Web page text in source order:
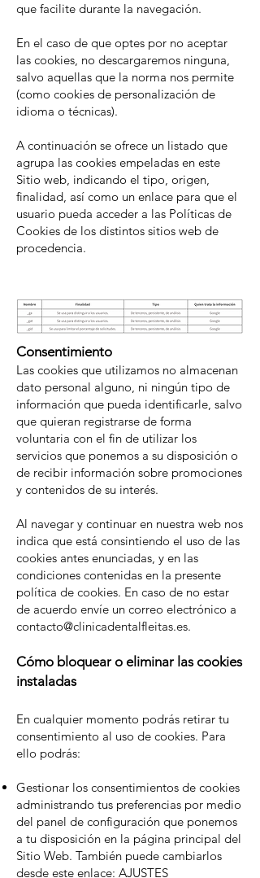
que facilite durante la navegación.
En el caso de que optes por no aceptar
las cookies, no descargaremos ninguna,
salvo aquellas que la norma nos permite
(como cookies de personalización de
idioma o técnicas).
A continuación se ofrece un listado que
agrupa las cookies empeladas en este
Sitio web, indicando el tipo, origen,
finalidad, así como un enlace para que el
usuario pueda acceder a las Políticas de
Cookies de los distintos sitios web de
procedencia.
Consentimiento
Las cookies que utilizamos no almacenan
dato personal alguno, ni ningún tipo de
información que pueda identificarle, salvo
que quieran registrarse de forma
voluntaria con el fin de utilizar los
servicios que ponemos a su disposición o
de recibir información sobre promociones
y contenidos de su interés.
Al navegar y continuar en nuestra web nos
indica que está consintiendo el uso de las
cookies antes enunciadas, y en las
condiciones contenidas en la presente
política de cookies. En caso de no estar
de acuerdo envíe un correo electrónico a
contacto@clinicadentalfleitas.es.
Cómo bloquear o eliminar las cookies
instaladas
En cualquier momento podrás retirar tu
consentimiento al uso de cookies. Para
ello podrás:
Gestionar los consentimientos de cookies
administrando tus preferencias por medio
del panel de configuración que ponemos
a tu disposición en la página principal del
Sitio Web. También puede cambiarlos
desde este enlace: AJUSTES